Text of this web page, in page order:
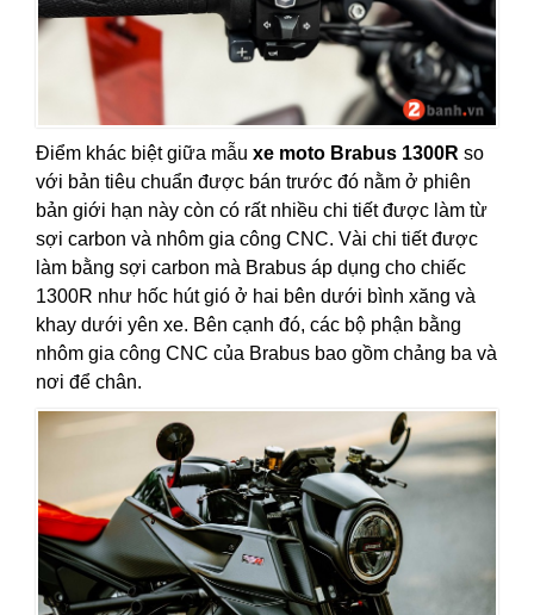
Điểm khác biệt giữa mẫu xe moto Brabus 1300R so
với bản tiêu chuẩn được bán trước đó nằm ở phiên
bản giới hạn này còn có rất nhiều chi tiết được làm từ
sợi carbon và nhôm gia công CNC. Vài chi tiết được
làm bằng sợi carbon mà Brabus áp dụng cho chiếc
1300R như hốc hút gió ở hai bên dưới bình xăng và
khay dưới yên xe. Bên cạnh đó, các bộ phận bằng
nhôm gia công CNC của Brabus bao gồm chảng ba và
nơi để chân.